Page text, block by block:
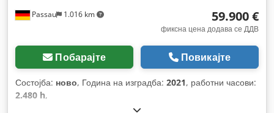
Passau 1.016 km 59.900 €
фиксна цена додава се ДДВ
Побарајте Повикајте
Состојба: ново, Година на изградба: 2021, работни часови:
2.480 h,